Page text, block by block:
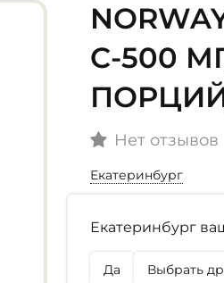
C-500
Нет отзывов
Екатеринбург
Екатеринбург
Да Выбрать
г. Екатеринбург